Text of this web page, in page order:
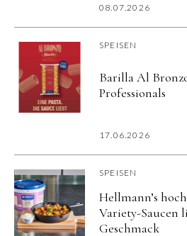
08.07.2026
SPEISEN
Barilla Al
Professionals
17.06.2026
SPEISEN
Hellmann’s
Variety-Saucen
Geschmack